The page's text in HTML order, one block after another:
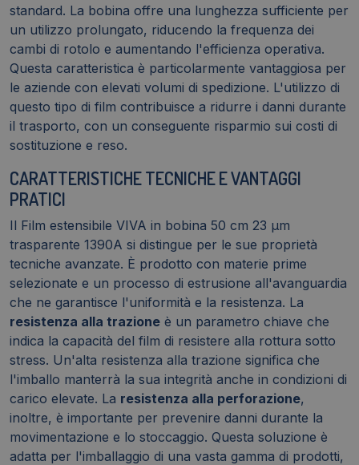
standard. La bobina offre una lunghezza sufficiente per
un utilizzo prolungato, riducendo la frequenza dei
cambi di rotolo e aumentando l'efficienza operativa.
Questa caratteristica è particolarmente vantaggiosa per
le aziende con elevati volumi di spedizione. L'utilizzo di
questo tipo di film contribuisce a ridurre i danni durante
il trasporto, con un conseguente risparmio sui costi di
sostituzione e reso.
CARATTERISTICHE TECNICHE E VANTAGGI
PRATICI
Il Film estensibile VIVA in bobina 50 cm 23 µm
trasparente 1390A si distingue per le sue proprietà
tecniche avanzate. È prodotto con materie prime
selezionate e un processo di estrusione all'avanguardia
che ne garantisce l'uniformità e la resistenza. La
resistenza alla trazione è un parametro chiave che
indica la capacità del film di resistere alla rottura sotto
stress. Un'alta resistenza alla trazione significa che
l'imballo manterrà la sua integrità anche in condizioni di
carico elevate. La resistenza alla perforazione,
inoltre, è importante per prevenire danni durante la
movimentazione e lo stoccaggio. Questa soluzione è
adatta per l'imballaggio di una vasta gamma di prodotti,